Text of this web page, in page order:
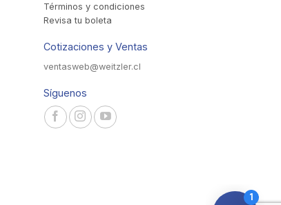
Términos y condiciones
Revisa tu boleta
Cotizaciones y Ventas
ventasweb@weitzler.cl
Síguenos